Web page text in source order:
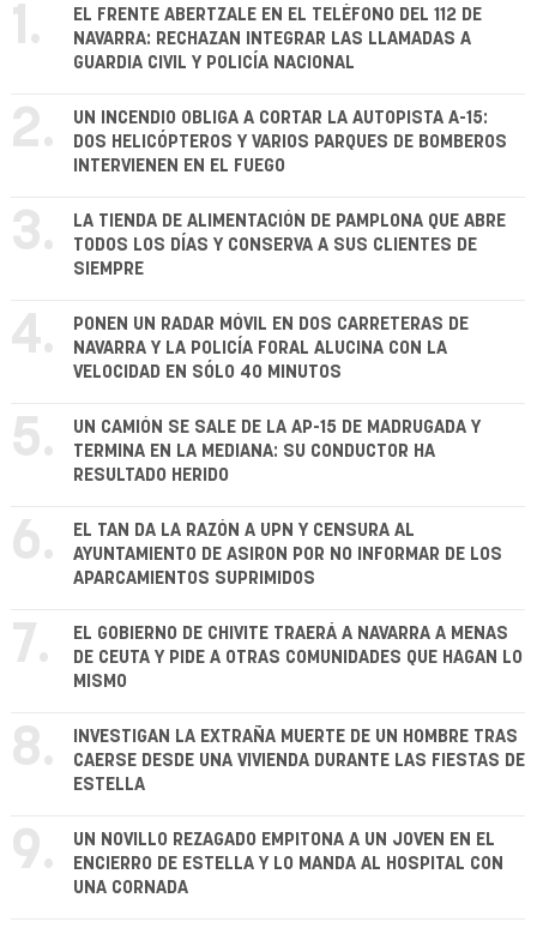
1.
EL FRENTE ABERTZALE EN EL TELÉFONO DEL 112 DE
NAVARRA: RECHAZAN INTEGRAR LAS LLAMADAS A
GUARDIA CIVIL Y POLICÍA NACIONAL
2.
UN INCENDIO OBLIGA A CORTAR LA AUTOPISTA A-15:
DOS HELICÓPTEROS Y VARIOS PARQUES DE BOMBEROS
INTERVIENEN EN EL FUEGO
3.
LA TIENDA DE ALIMENTACIÓN DE PAMPLONA QUE ABRE
TODOS LOS DÍAS Y CONSERVA A SUS CLIENTES DE
SIEMPRE
4.
PONEN UN RADAR MÓVIL EN DOS CARRETERAS DE
NAVARRA Y LA POLICÍA FORAL ALUCINA CON LA
VELOCIDAD EN SÓLO 40 MINUTOS
5.
UN CAMIÓN SE SALE DE LA AP-15 DE MADRUGADA Y
TERMINA EN LA MEDIANA: SU CONDUCTOR HA
RESULTADO HERIDO
6.
EL TAN DA LA RAZÓN A UPN Y CENSURA AL
AYUNTAMIENTO DE ASIRON POR NO INFORMAR DE LOS
APARCAMIENTOS SUPRIMIDOS
7.
EL GOBIERNO DE CHIVITE TRAERÁ A NAVARRA A MENAS
DE CEUTA Y PIDE A OTRAS COMUNIDADES QUE HAGAN LO
MISMO
8.
INVESTIGAN LA EXTRAÑA MUERTE DE UN HOMBRE TRAS
CAERSE DESDE UNA VIVIENDA DURANTE LAS FIESTAS DE
ESTELLA
9.
UN NOVILLO REZAGADO EMPITONA A UN JOVEN EN EL
ENCIERRO DE ESTELLA Y LO MANDA AL HOSPITAL CON
UNA CORNADA